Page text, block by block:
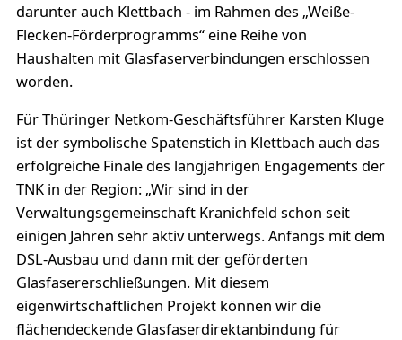
darunter auch Klettbach - im Rahmen des „Weiße-
Flecken-Förderprogramms“ eine Reihe von
Haushalten mit Glasfaserverbindungen erschlossen
worden.
Für Thüringer Netkom-Geschäftsführer Karsten Kluge
ist der symbolische Spatenstich in Klettbach auch das
erfolgreiche Finale des langjährigen Engagements der
TNK in der Region: „Wir sind in der
Verwaltungsgemeinschaft Kranichfeld schon seit
einigen Jahren sehr aktiv unterwegs. Anfangs mit dem
DSL-Ausbau und dann mit der geförderten
Glasfasererschließungen. Mit diesem
eigenwirtschaftlichen Projekt können wir die
flächendeckende Glasfaserdirektanbindung für